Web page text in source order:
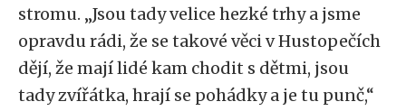
stromu. „Jsou tady velice hezké trhy a jsme
opravdu rádi, že se takové věci v Hustopečích
dějí, že mají lidé kam chodit s dětmi, jsou
tady zvířátka, hrají se pohádky a je tu punč,“